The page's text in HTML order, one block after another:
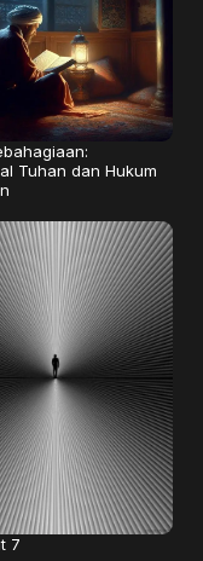
Tuhan dan Hukum
7